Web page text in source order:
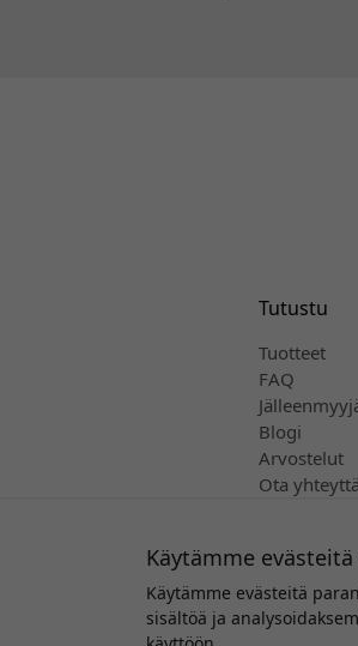
Tutustu
Tuotteet
FAQ
Blogi
Arvostelut
Ota yhteyttä
Käytämme
Käytämme evästeitä
sisältöä ja